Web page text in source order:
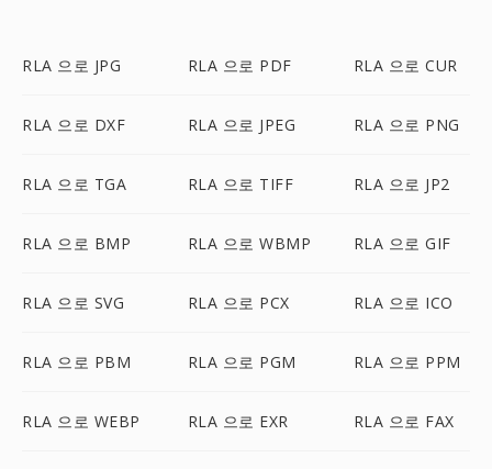
RLA 으로 JPG RLA 으로 PDF RLA 으로 CUR
RLA 으로 DXF RLA 으로 JPEG RLA 으로 PNG
RLA 으로 TGA RLA 으로 TIFF RLA 으로 JP2
RLA 으로 BMP RLA 으로 WBMP RLA 으로 GIF
RLA 으로 SVG RLA 으로 PCX RLA 으로 ICO
RLA 으로 PBM RLA 으로 PGM RLA 으로 PPM
RLA 으로 WEBP RLA 으로 EXR RLA 으로 FAX